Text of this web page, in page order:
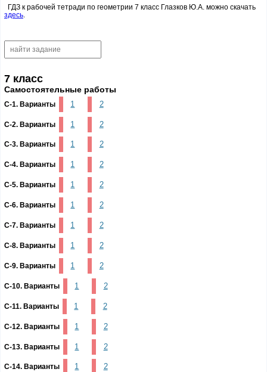
ГДЗ к рабочей тетради по геометрии 7 класс Глазков Ю.А. можно скачать
здесь
7 класс
Самостоятельные работы
С-1. Варианты 1 2
С-2. Варианты 1 2
С-3. Варианты 1 2
С-4. Варианты 1 2
С-5. Варианты 1 2
С-6. Варианты 1 2
С-7. Варианты 1 2
С-8. Варианты 1 2
С-9. Варианты 1 2
С-10. Варианты 1 2
С-11. Варианты 1 2
С-12. Варианты 1 2
С-13. Варианты 1 2
С-14. Варианты 1 2